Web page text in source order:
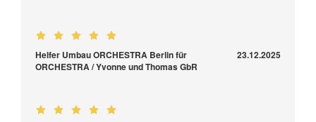
Helfer Umbau ORCHESTRA Berlin für
ORCHESTRA / Yvonne und Thomas GbR
23.12.2025